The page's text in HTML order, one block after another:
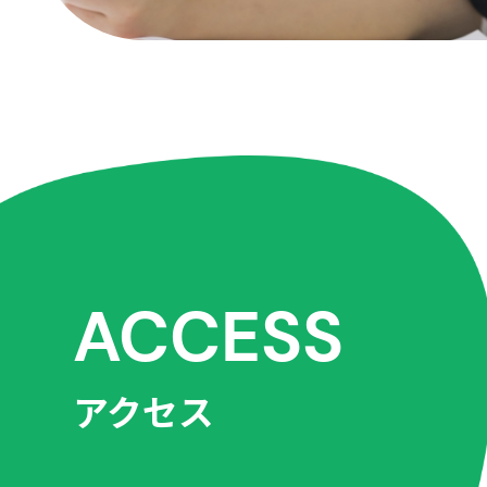
ACCESS
アクセス